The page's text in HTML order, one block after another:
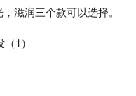
滋润三个款可以选择。